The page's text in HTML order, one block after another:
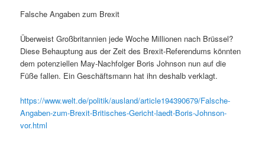
Falsche Angaben zum Brexit
Überweist Großbritannien jede Woche Millionen nach Brüssel?
Diese Behauptung aus der Zeit des Brexit-Referendums könnten
dem potenziellen May-Nachfolger Boris Johnson nun auf die
Füße fallen. Ein Geschäftsmann hat ihn deshalb verklagt.
https://www.welt.de/politik/ausland/article194390679/Falsche-
Angaben-zum-Brexit-Britisches-Gericht-laedt-Boris-Johnson-
vor.html